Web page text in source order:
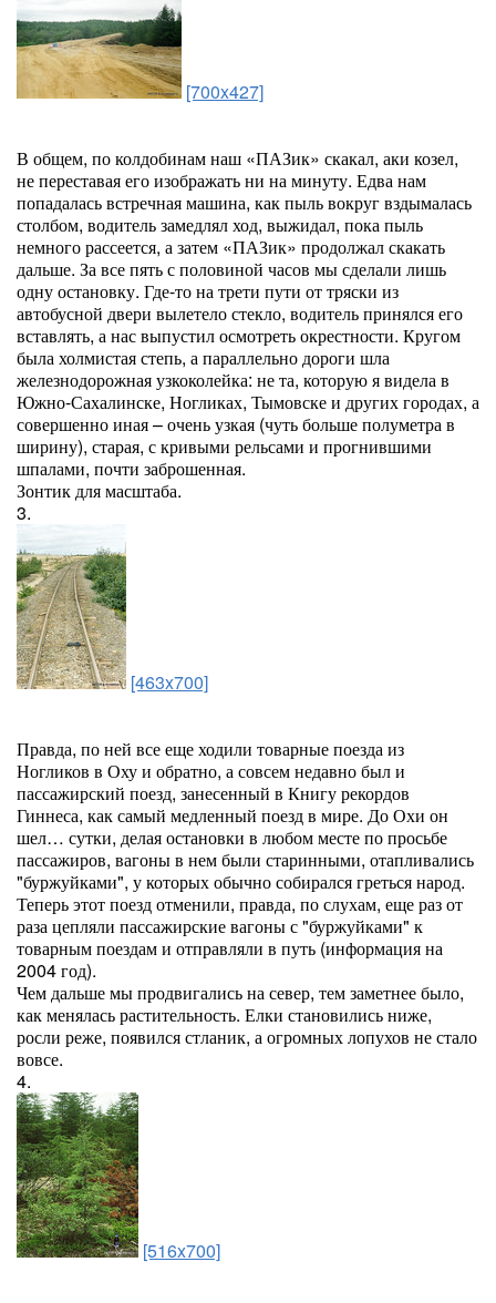
[700x427]
В общем, по колдобинам наш «ПАЗик» скакал, аки козел,
не переставая его изображать ни на минуту. Едва нам
попадалась встречная машина, как пыль вокруг вздымалась
столбом, водитель замедлял ход, выжидал, пока пыль
немного рассеется, а затем «ПАЗик» продолжал скакать
дальше. За все пять с половиной часов мы сделали лишь
одну остановку. Где-то на трети пути от тряски из
автобусной двери вылетело стекло, водитель принялся его
вставлять, а нас выпустил осмотреть окрестности. Кругом
была холмистая степь, а параллельно дороги шла
железнодорожная узкоколейка: не та, которую я видела в
Южно-Сахалинске, Ногликах, Тымовске и других городах, а
совершенно иная – очень узкая (чуть больше полуметра в
ширину), старая, с кривыми рельсами и прогнившими
шпалами, почти заброшенная.
Зонтик для масштаба.
3.
[463x700]
Правда, по ней все еще ходили товарные поезда из
Ногликов в Оху и обратно, а совсем недавно был и
пассажирский поезд, занесенный в Книгу рекордов
Гиннеса, как самый медленный поезд в мире. До Охи он
шел… сутки, делая остановки в любом месте по просьбе
пассажиров, вагоны в нем были старинными, отапливались
"буржуйками", у которых обычно собирался греться народ.
Теперь этот поезд отменили, правда, по слухам, еще раз от
раза цепляли пассажирские вагоны с "буржуйками" к
товарным поездам и отправляли в путь (информация на
2004 год).
Чем дальше мы продвигались на север, тем заметнее было,
как менялась растительность. Елки становились ниже,
росли реже, появился стланик, а огромных лопухов не стало
вовсе.
4.
[516x700]